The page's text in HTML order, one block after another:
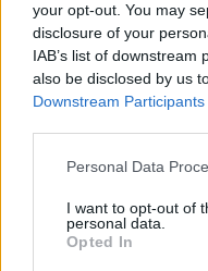
your opt-out. You may
disclosure of your
IAB’s list of
also be disclosed by us
Downstream Participants
Please note that this
not limited to your visit
grant or deny consent
use your data for below
Personal Data
I want to opt-out of
personal data.
Opted In
IL FATTO DEL GIORNO
DESIREE Gli